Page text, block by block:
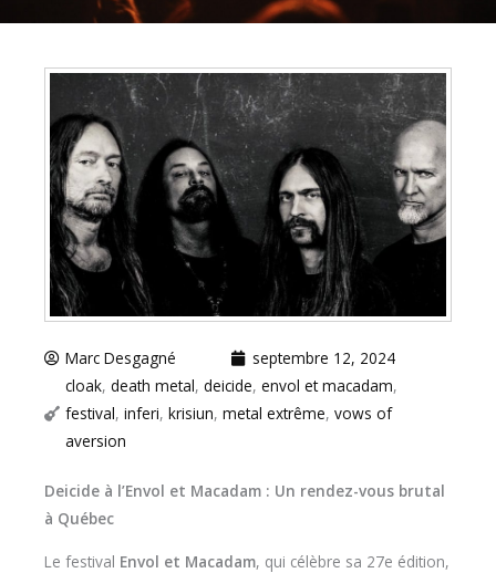
Marc Desgagné
septembre 12, 2024
cloak, death metal, deicide, envol et macadam,
festival, inferi, krisiun, metal extrême, vows of
aversion
Deicide à l’Envol et Macadam : Un rendez-vous brutal
à Québec
Le festival Envol et Macadam, qui célèbre sa 27e édition,